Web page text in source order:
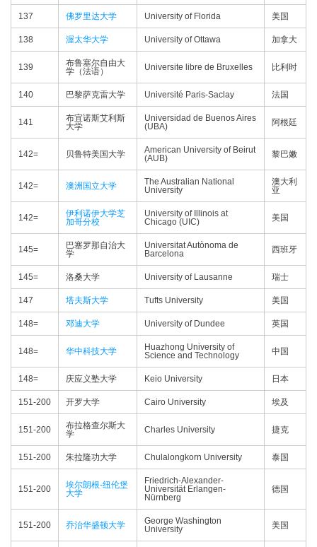
137 佛罗里达大学 University of Florida 美国
138 渥太华大学 University of Ottawa 加拿大
139
布鲁塞尔自由大
学（法语）
Universite libre de Bruxelles 比利时
140 巴黎萨克雷大学 Université Paris-Saclay 法国
141
布宜诺斯艾利斯
大学
Universidad de Buenos Aires
(UBA)
阿根廷
142= 贝鲁特美国大学
American University of Beirut
(AUB)
黎巴嫩
142= 澳洲国立大学
The Australian National
University
澳大利
亚
142=
伊利诺伊大学芝
加哥分校
University of Illinois at
Chicago (UIC)
美国
145=
巴塞罗那自治大
学
Universitat Autònoma de
Barcelona
西班牙
145= 洛桑大学 University of Lausanne 瑞士
147 塔夫斯大学 Tufts University 美国
148= 邓迪大学 University of Dundee 英国
148= 华中科技大学
Huazhong University of
Science and Technology
中国
148= 庆应义塾大学 Keio University 日本
151-200 开罗大学 Cairo University 埃及
151-200
布拉格查尔斯大
学
Charles University 捷克
151-200 朱拉隆功大学 Chulalongkorn University 泰国
151-200
埃尔朗根-纽伦堡
大学
Friedrich-Alexander-
Universität Erlangen-
Nürnberg
德国
151-200 乔治华盛顿大学
George Washington
University
美国